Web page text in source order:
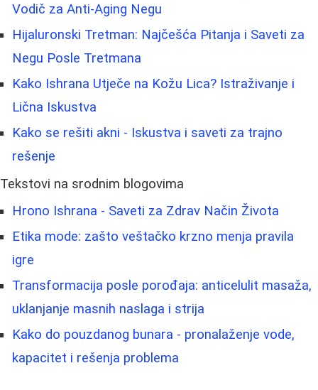
Vodič za Anti-Aging Negu
Hijaluronski Tretman: Najčešća Pitanja i Saveti za
Negu Posle Tretmana
Kako Ishrana Utječe na Kožu Lica? Istraživanje i
Lična Iskustva
Kako se rešiti akni - Iskustva i saveti za trajno
rešenje
Tekstovi na srodnim blogovima
Hrono Ishrana - Saveti za Zdrav Način Života
Etika mode: zašto veštačko krzno menja pravila
igre
Transformacija posle porođaja: anticelulit masaža,
uklanjanje masnih naslaga i strija
Kako do pouzdanog bunara - pronalaženje vode,
kapacitet i rešenja problema